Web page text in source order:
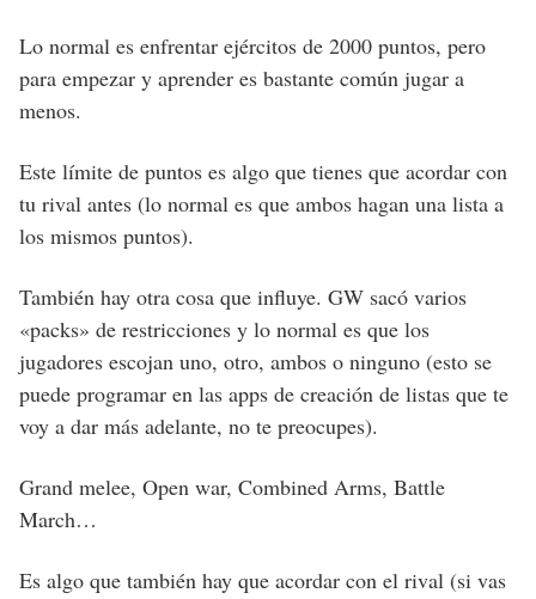
Lo normal es enfrentar ejércitos de 2000 puntos, pero
para empezar y aprender es bastante común jugar a
menos.
Este límite de puntos es algo que tienes que acordar con
tu rival antes (lo normal es que ambos hagan una lista a
los mismos puntos).
También hay otra cosa que influye. GW sacó varios
«packs» de restricciones y lo normal es que los
jugadores escojan uno, otro, ambos o ninguno (esto se
puede programar en las apps de creación de listas que te
voy a dar más adelante, no te preocupes).
Grand melee, Open war, Combined Arms, Battle
March…
Es algo que también hay que acordar con el rival (si vas